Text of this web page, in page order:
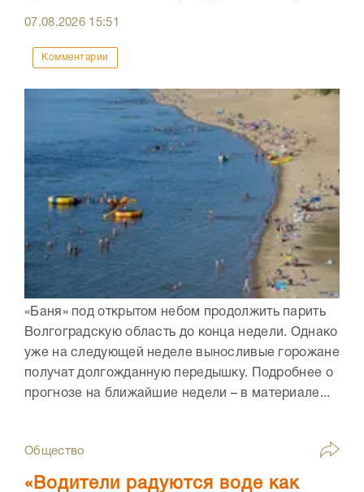
07.08.2026 15:51
Комментарии
«Баня» под открытом небом продолжить парить
Волгоградскую область до конца недели. Однако
уже на следующей неделе выносливые горожане
получат долгожданную передышку. Подробнее о
прогнозе на ближайшие недели – в материале...
Общество
«Водители радуются воде как